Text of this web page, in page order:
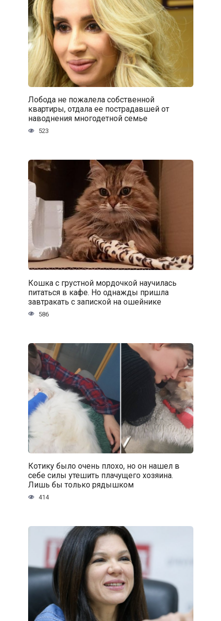
Лобода не пожалела собственной
квартиры, отдала ее пострадавшей от
наводнения многодетной семье
523
Кошка с грустной мордочкой научилась
питаться в кафе. Но однажды пришла
завтракать с запиской на ошейнике
586
Котику было очень плохо, но он нашел в
себе силы утешить плачущего хозяина.
Лишь бы только рядышком
414